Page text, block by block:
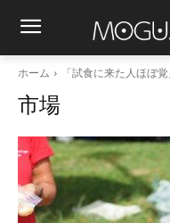
ホーム 「試食に来た人ほぼ
市場